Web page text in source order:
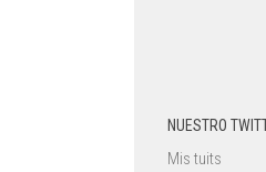
NUESTRO
Mis tuits